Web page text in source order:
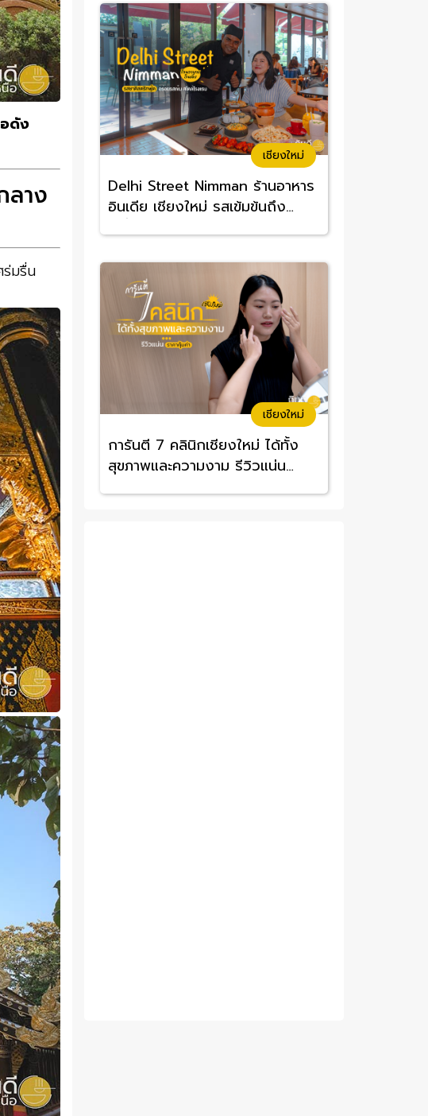
ดัง
ลาง
ร่มรื่น
เชียงใหม่
Delhi Street Nimman ร้านอาหาร
อินเดีย เชียงใหม่ รสเข้มข้นถึง
เชียงใหม่
การันตี 7 คลินิกเชียงใหม่ ได้ทั้ง
สุขภาพและความงาม รีวิวแน่น